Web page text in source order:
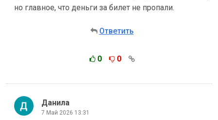
но главное, что деньги за билет не пропали.
Ответить
0 0
Данила
7 Май 2026 13:31